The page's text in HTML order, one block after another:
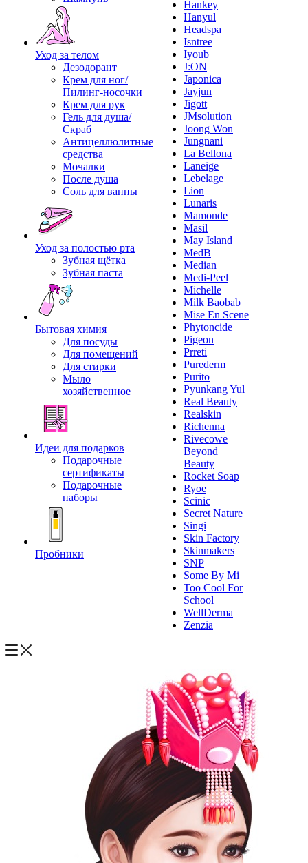
Уход за телом
Дезодорант
Крем для ног/
Пилинг-носочки
Крем для рук
Гель для душа/
Скраб
Антицеллюлитные
средства
Мочалки
После душа
Соль для ванны
Уход за полостью рта
Зубная щётка
Зубная паста
Бытовая химия
Для посуды
Для помещений
Для стирки
Мыло
хозяйственное
Идеи для подарков
Подарочные
сертификаты
Подарочные
наборы
Пробники
Hankey
Hanyul
Headspa
Isntree
Iyoub
J:ON
Japonica
Jayjun
Jigott
JMsolution
Joong Won
Jungnani
La Bellona
Laneige
Lebelage
Lion
Lunaris
Mamonde
Masil
May Island
MedB
Median
Medi-Peel
Michelle
Milk Baobab
Mise En Scene
Phytoncide
Pigeon
Prreti
Purederm
Purito
Pyunkang Yul
Real Beauty
Realskin
Richenna
Rivecowe
Beyond
Beauty
Rocket Soap
Ryoe
Scinic
Secret Nature
Singi
Skin Factory
Skinmakers
SNP
Some By Mi
Too Cool For
School
WellDerma
Zenzia